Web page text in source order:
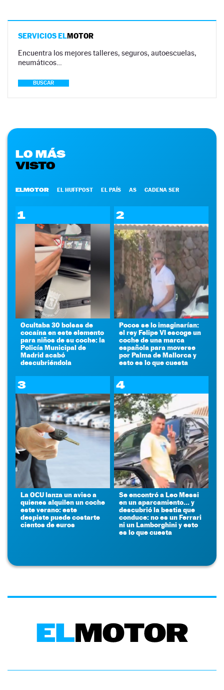
SERVICIOS ELMOTOR
Encuentra los mejores talleres, seguros, autoescuelas,
neumáticos…
BUSCAR
LO MÁS
VISTO
ELMOTOR EL HUFFPOST EL PAÍS AS CADENA SER
1
Ocultaba 30 bolsas de
cocaína en este elemento
para niños de su coche: la
Policía Municipal de
Madrid acabó
descubriéndola
2
Pocos se lo imaginarían:
el rey Felipe VI escoge un
coche de una marca
española para moverse
por Palma de Mallorca y
esto es lo que cuesta
3
La OCU lanza un aviso a
quienes alquilen un coche
este verano: este
despiste puede costarte
cientos de euros
4
Se encontró a Leo Messi
en un aparcamiento... y
descubrió la bestia que
conduce: no es un Ferrari
ni un Lamborghini y esto
es lo que cuesta